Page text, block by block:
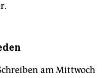
am Mittwoch